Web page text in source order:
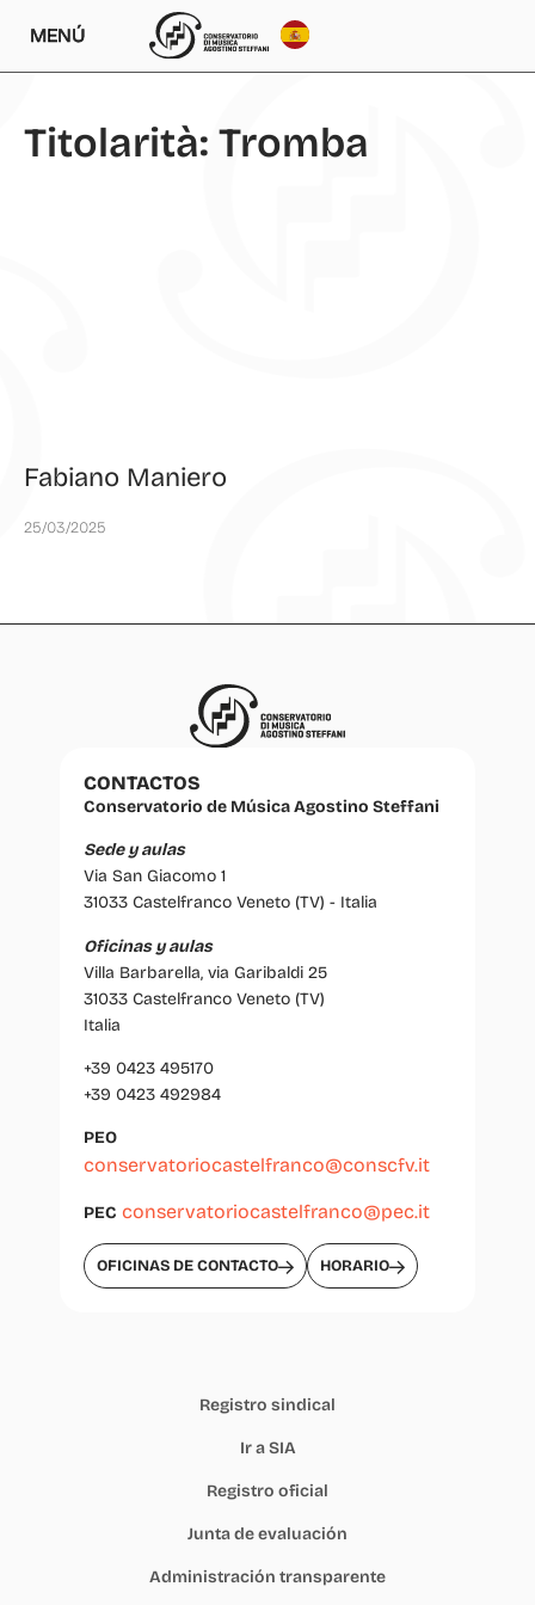
MENÚ
Titolarità: Tromba
Fabiano Maniero
25/03/2025
CONTACTOS
Conservatorio de Música Agostino Steffani
Sede y aulas
Via San Giacomo 1
31033 Castelfranco Veneto (TV) - Italia
Oficinas y aulas
Villa Barbarella, via Garibaldi 25
31033 Castelfranco Veneto (TV)
Italia
+39 0423 495170
+39 0423 492984
PEO
conservatoriocastelfranco@conscfv.it
PEC conservatoriocastelfranco@pec.it
OFICINAS DE CONTACTO HORARIO
Registro sindical
Ir a SIA
Registro oficial
Junta de evaluación
Administración transparente